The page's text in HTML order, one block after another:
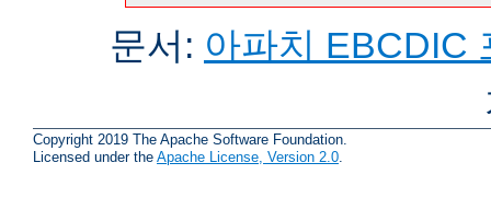
문서: 아파치 EBCDIC
Copyright 2019 The Apache Software Foundation.
Licensed under the Apache License, Version 2.0.